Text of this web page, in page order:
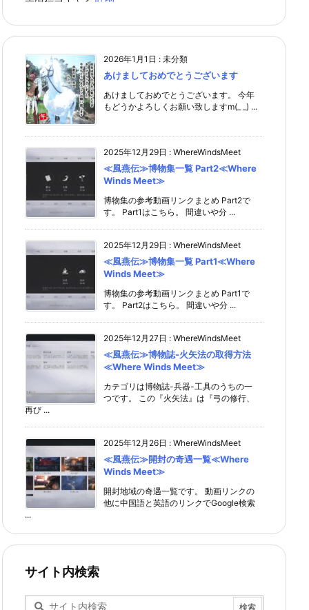
2026年1月1日 : 未分類
あけましておめでとうございます
あけましておめでとうございます。 今年
もどうかよろしくお願い致しますm(_ _) ...
2025年12月29日 : WhereWindsMeet
≪風燕伝≫博物集一覧 Part2≪Where
Winds Meet≫
博物集の参考動画リンクまとめ Part2で
す。 Part1はこちら。 間違いや分 ...
2025年12月29日 : WhereWindsMeet
≪風燕伝≫博物集一覧 Part1≪Where
Winds Meet≫
博物集の参考動画リンクまとめ Part1で
す。 Part2はこちら。 間違いや分 ...
2025年12月27日 : WhereWindsMeet
≪風燕伝≫博物誌-火矢法の取得方法
≪Where Winds Meet≫
カテゴリは博物誌-兵器-工具のうちの一
つです。 この『火矢法』は『弓の修行、
再び ...
2025年12月26日 : WhereWindsMeet
≪風燕伝≫開封の奇遇一覧≪Where
Winds Meet≫
開封地域の奇遇一覧です。 動画リンクの
他に中国語と英語のリンクでGoogle検索
...
サイト内検索